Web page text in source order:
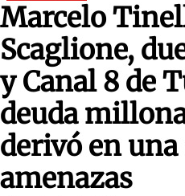
Marcelo
Scaglione,
y Canal 8 de
deuda
derivó en
amenazas